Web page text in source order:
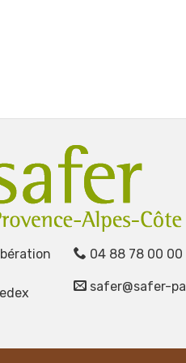
04 88 78 00 00
safer@safer-